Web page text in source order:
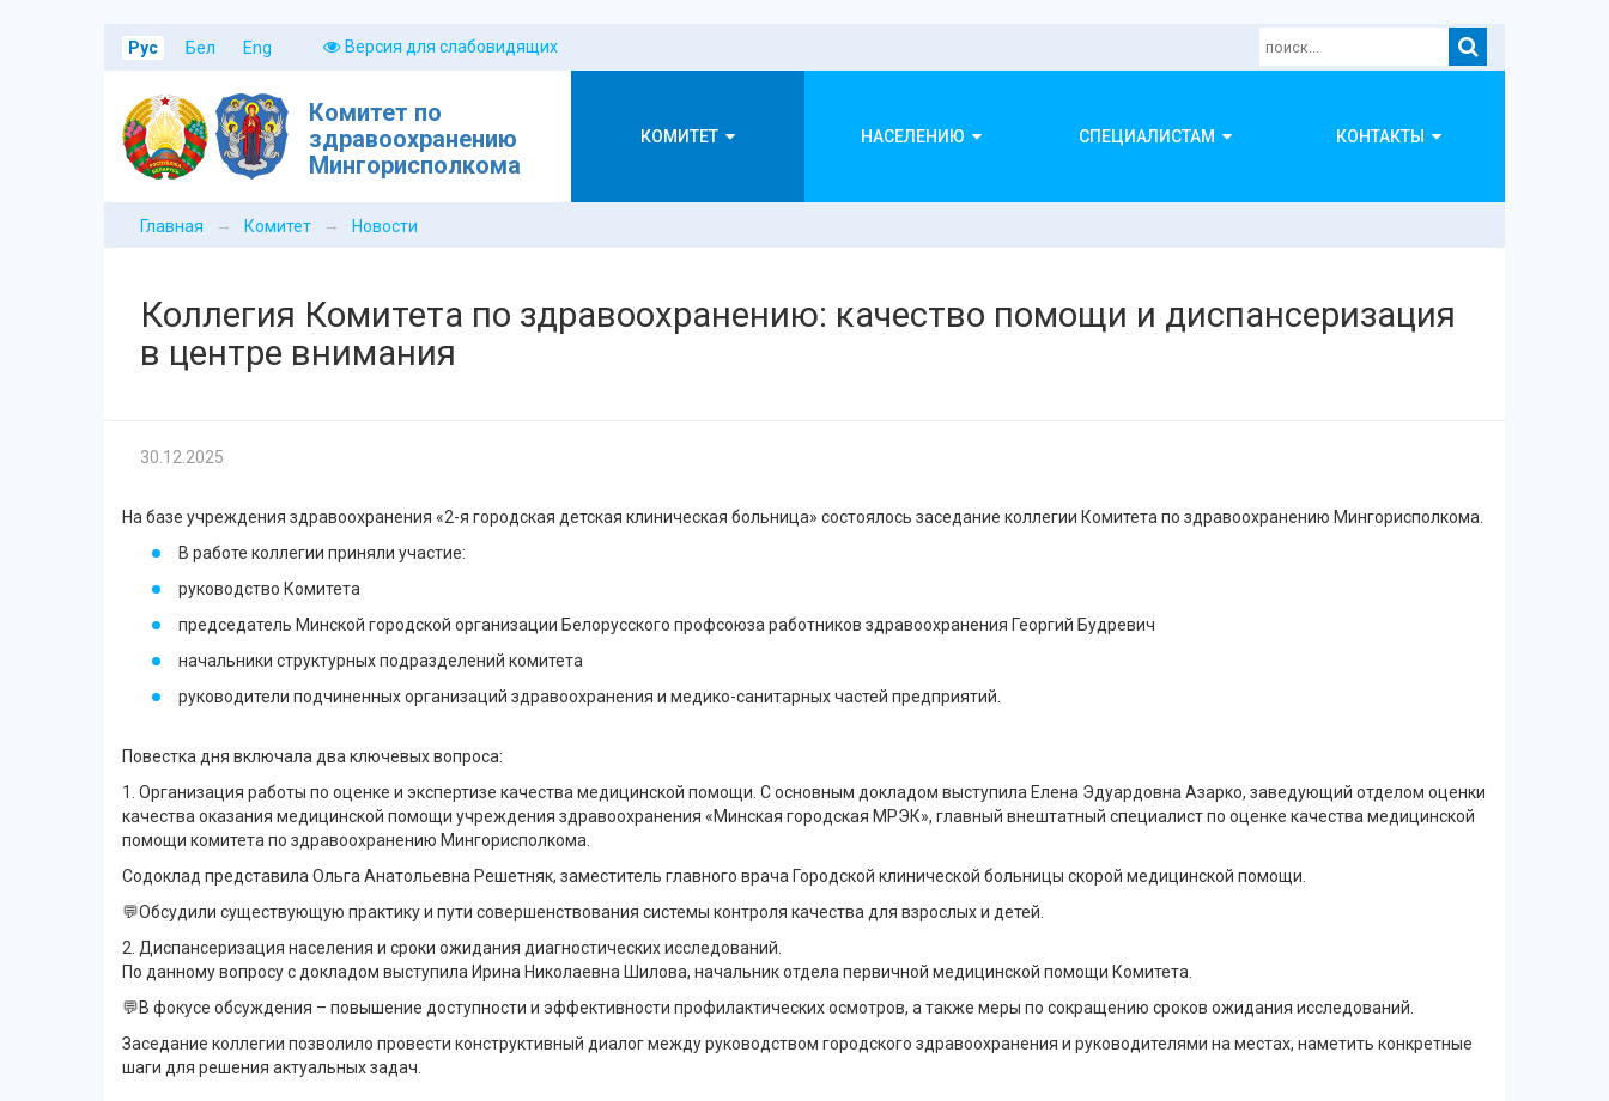
Рус Бел Eng Версия для слабовидящих
Комитет по
здравоохранению
Мингорисполкома
КОМИТЕТ НАСЕЛЕНИЮ СПЕЦИАЛИСТАМ КОНТАКТЫ
Главная → Комитет → Новости
Коллегия Комитета по здравоохранению: качество помощи и диспансеризация
в центре внимания
30.12.2025
На базе учреждения здравоохранения «2-я городская детская клиническая больница» состоялось заседание коллегии Комитета по здравоохранению Мингорисполкома.
В работе коллегии приняли участие:
руководство Комитета
председатель Минской городской организации Белорусского профсоюза работников здравоохранения Георгий Будревич
начальники структурных подразделений комитета
руководители подчиненных организаций здравоохранения и медико-санитарных частей предприятий.
Повестка дня включала два ключевых вопроса:
1. Организация работы по оценке и экспертизе качества медицинской помощи. С основным докладом выступила Елена Эдуардовна Азарко, заведующий отделом оценки
качества оказания медицинской помощи учреждения здравоохранения «Минская городская МРЭК», главный внештатный специалист по оценке качества медицинской
помощи комитета по здравоохранению Мингорисполкома.
Содоклад представила Ольга Анатольевна Решетняк, заместитель главного врача Городской клинической больницы скорой медицинской помощи.
💬Обсудили существующую практику и пути совершенствования системы контроля качества для взрослых и детей.
2. Диспансеризация населения и сроки ожидания диагностических исследований.
По данному вопросу с докладом выступила Ирина Николаевна Шилова, начальник отдела первичной медицинской помощи Комитета.
💬В фокусе обсуждения – повышение доступности и эффективности профилактических осмотров, а также меры по сокращению сроков ожидания исследований.
Заседание коллегии позволило провести конструктивный диалог между руководством городского здравоохранения и руководителями на местах, наметить конкретные
шаги для решения актуальных задач.